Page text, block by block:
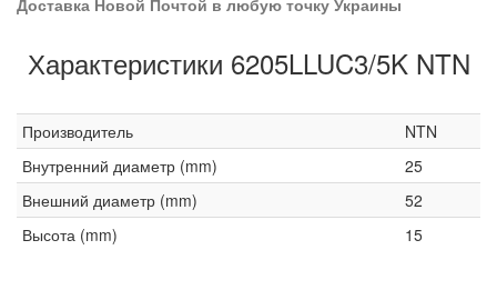
Доставка Новой Почтой в любую точку Украины
Характеристики 6205LLUC3/5K NTN
Производитель
NTN
Внутренний диаметр (mm)
25
Внешний диаметр (mm)
52
Высота (mm)
15